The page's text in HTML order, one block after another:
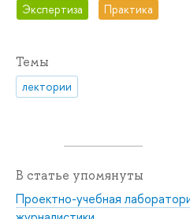
Экспертиза Практика
Темы
лектории
В статье упомянуты
Проектно-учебная